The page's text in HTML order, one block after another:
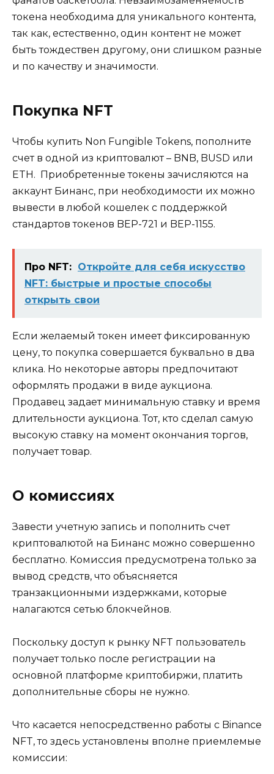
токена необходима для уникального контента,
так как, естественно, один контент не может
быть тождествен другому, они слишком разные
и по качеству и значимости.
Покупка NFT
Чтобы купить Non Fungible Tokens, пополните
счет в одной из криптовалют – BNB, BUSD или
ETH. Приобретенные токены зачисляются на
аккаунт Бинанс, при необходимости их можно
вывести в любой кошелек с поддержкой
стандартов токенов BEP-721 и BEP-1155.
Про NFT: Откройте для себя искусство
NFT: быстрые и простые способы
открыть свои
Если желаемый токен имеет фиксированную
цену, то покупка совершается буквально в два
клика. Но некоторые авторы предпочитают
оформлять продажи в виде аукциона.
Продавец задает минимальную ставку и время
длительности аукциона. Тот, кто сделал самую
высокую ставку на момент окончания торгов,
получает товар.
О комиссиях
Завести учетную запись и пополнить счет
криптовалютой на Бинанс можно совершенно
бесплатно. Комиссия предусмотрена только за
вывод средств, что объясняется
транзакционными издержками, которые
налагаются сетью блокчейнов.
Поскольку доступ к рынку NFT пользователь
получает только после регистрации на
основной платформе криптобиржи, платить
дополнительные сборы не нужно.
Что касается непосредственно работы с Binance
NFT, то здесь установлены вполне приемлемые
комиссии: